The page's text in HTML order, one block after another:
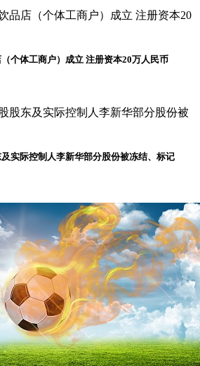
个体工商户）成立 注册资本20万人民币
实际控制人李新华部分股份被冻结、标记